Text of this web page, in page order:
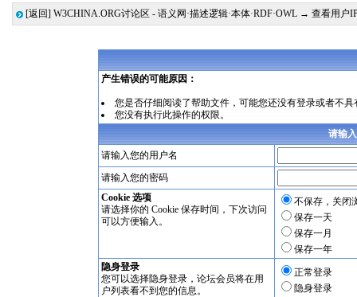
[返回] W3CHINA.ORG讨论区 - 语义网·描述逻辑·本体·RDF·OWL → 查看用户
产生错误的可能原因：
您是否仔细阅读了帮助文件，可能您还没有登录或者不
您没有执行此操作的权限。
请输
请输入您的用户名
请输入您的密码
Cookie 选项
请选择你的 Cookie 保存时间，下次访问
可以方便输入。
不保存，关闭
保存一天
保存一月
保存一年
隐身登录
您可以选择隐身登录，论坛会员将在用
户列表看不到您的信息。
正常登录
隐身登录